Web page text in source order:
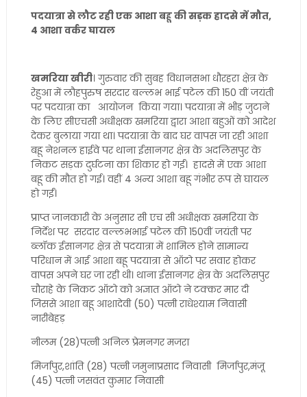
पदयात्रा से लौट रही एक आशा बहू की सड़क हादसे में मौत,
4 आशा वर्कर घायल
खमरिया खीरी। गुरुवार की सुबह विधानसभा धौरहरा क्षेत्र के
रेहुआ में लौहपुरुष सरदार बल्लभ भाई पटेल की 150 वीं जयंती
पर पदयात्रा का आयोजन किया गया। पदयात्रा में भीड़ जुटाने
के लिए सीएचसी अधीक्षक खमरिया द्वारा आशा बहुओं को आदेश
देकर बुलाया गया था। पदयात्रा के बाद घर वापस जा रही आशा
बहू नेशनल हाईवे पर थाना ईसानगर क्षेत्र के अदलिसपुर के
निकट सड़क दुर्घटना का शिकार हो गईं। हादसे में एक आशा
बहू की मौत हो गई। वहीं 4 अन्य आशा बहू गंभीर रूप से घायल
हो गईं।
प्राप्त जानकारी के अनुसार सी एच सी अधीक्षक खमरिया के
निर्देश पर सरदार वल्लभभाई पटेल की 150वीं जयंती पर
ब्लॉक ईसानगर क्षेत्र से पदयात्रा में शामिल होने सामान्य
परिधान में आई आशा बहू पदयात्रा से ऑटो पर सवार होकर
वापस अपने घर जा रही थी। थाना ईसानगर क्षेत्र के अदलिसपुर
चौराहे के निकट ऑटो को अज्ञात ऑटो ने टक्कर मार दी
जिससे आशा बहू आशादेवी (50) पत्नी राधेश्याम निवासी
नारीबेहड़
नीलम (28)पत्नी अनिल प्रेमनगर मजरा
मिर्जापुर,शांति (28) पत्नी जमुनाप्रसाद निवासी मिर्जापुर,मंजू
(45) पत्नी जसवंत कुमार निवासी